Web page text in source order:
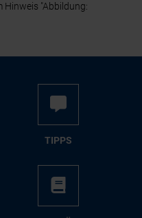
Hinweis "Abbildung:
TIPPS